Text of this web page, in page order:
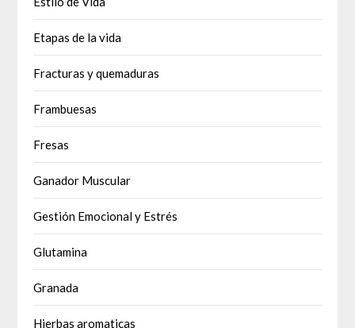
Etapas de la vida
Fracturas y quemaduras
Frambuesas
Fresas
Ganador Muscular
Gestión Emocional y Estrés
Glutamina
Granada
Hierbas aromaticas